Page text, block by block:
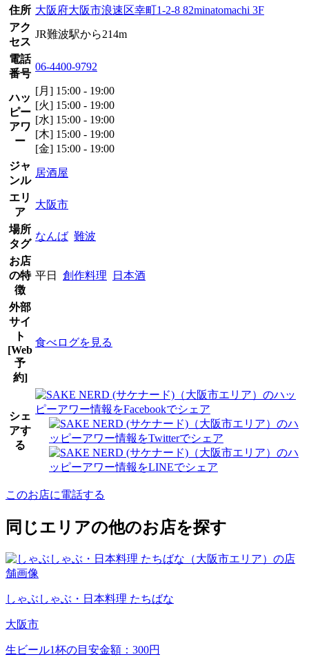
住所 大阪府大阪市浪速区幸町1-2-8 82minatomachi 3F
アク
セス
JR難波駅から214m
電話
番号
06-4400-9792
ハッ
ピー
アワ
ー
[月] 15:00 - 19:00
[火] 15:00 - 19:00
[水] 15:00 - 19:00
[木] 15:00 - 19:00
[金] 15:00 - 19:00
ジャ
ンル
居酒屋
エリ
ア
大阪市
場所
タグ
なんば 難波
お店
の特
徴
平日 創作料理 日本酒
外部
サイ
ト
[Web
予
約]
食べログを見る
シェ
アす
る
このお店に電話する
同じエリアの他のお店を探す
しゃぶしゃぶ・日本料理 たちばな
大阪市
生ビール1杯の目安金額：300円